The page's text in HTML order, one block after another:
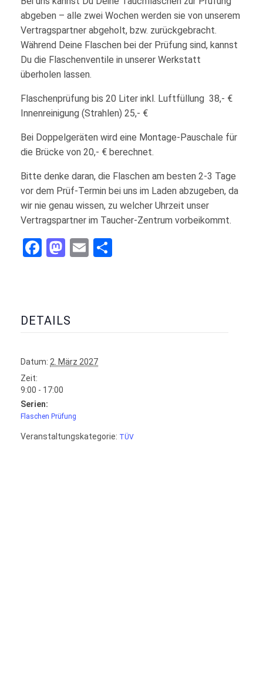
abgeben – alle zwei Wochen werden sie von unserem
Vertragspartner abgeholt, bzw. zurückgebracht.
Während Deine Flaschen bei der Prüfung sind, kannst
Du die Flaschenventile in unserer Werkstatt
überholen lassen.
Flaschenprüfung bis 20 Liter inkl. Luftfüllung 38,- €
Innenreinigung (Strahlen) 25,- €
Bei Doppelgeräten wird eine Montage-Pauschale für
die Brücke von 20,- € berechnet.
Bitte denke daran, die Flaschen am besten 2-3 Tage
vor dem Prüf-Termin bei uns im Laden abzugeben, da
wir nie genau wissen, zu welcher Uhrzeit unser
Vertragspartner im Taucher-Zentrum vorbeikommt.
Facebook
Mastodon
Email
DETAILS
Datum: 2. März 2027
Zeit:
9:00 - 17:00
Serien:
Flaschen Prüfung
Veranstaltungskategorie: TÜV